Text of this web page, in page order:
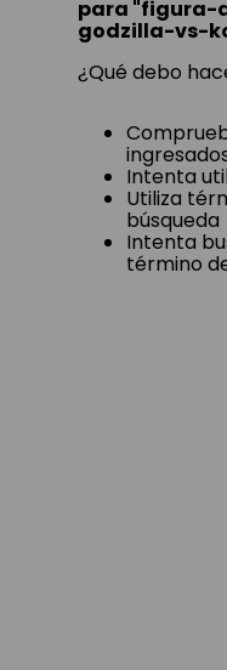
para "figura-
godzilla-vs-
¿Qué debo
Intenta
Utiliza
búsqueda
Intenta
término